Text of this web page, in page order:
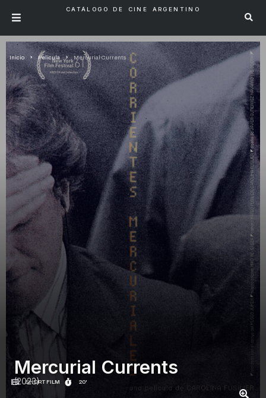
CATÁLOGO DE CINE ARGENTINO
Inicio Pelicula Mercurial Currents
SHORT FILM 20'
Mercurial Currents
(2023)